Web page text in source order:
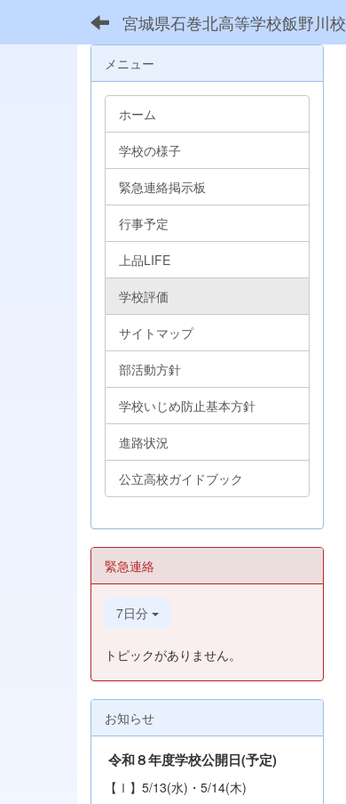
宮城県石巻北高等学校飯野川校
メニュー
ホーム
学校の様子
緊急連絡掲示板
行事予定
上品LIFE
学校評価
サイトマップ
部活動方針
学校いじめ防止基本方針
進路状況
公立高校ガイドブック
緊急連絡
7日分
トピックがありません。
お知らせ
令和８年度学校公開日(予定)
【Ⅰ】5/13(水)・5/14(木)